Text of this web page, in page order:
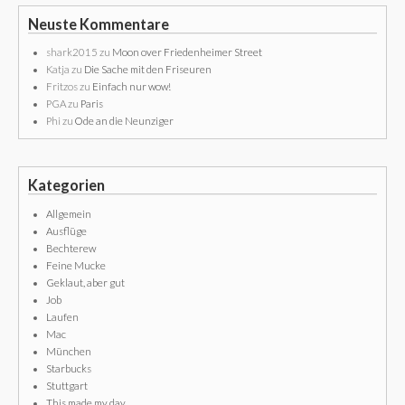
Neuste Kommentare
shark2015 zu Moon over Friedenheimer Street
Katja zu Die Sache mit den Friseuren
Fritzoszu Einfach nur wow!
PGAzu Paris
Phi zu Ode an die Neunziger
Kategorien
Allgemein
Ausflüge
Bechterew
Feine Mucke
Geklaut, aber gut
Job
Laufen
Mac
München
Starbucks
Stuttgart